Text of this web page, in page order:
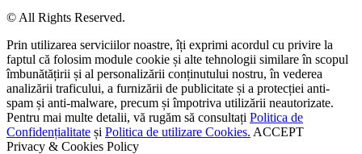
© All Rights Reserved.
Prin utilizarea serviciilor noastre, îți exprimi acordul cu privire la
faptul că folosim module cookie și alte tehnologii similare în scopul
îmbunătățirii și al personalizării conținutului nostru, în vederea
analizării traficului, a furnizării de publicitate și a protecției anti-
spam și anti-malware, precum și împotriva utilizării neautorizate.
Pentru mai multe detalii, vă rugăm să consultați Politica de
Confidențialitate și Politica de utilizare Cookies. ACCEPT
Privacy & Cookies Policy